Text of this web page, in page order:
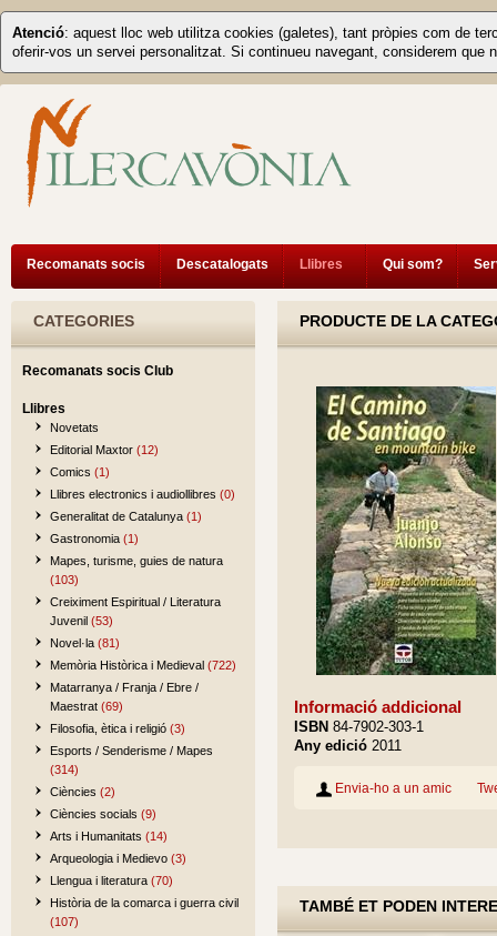
Atenció: aquest lloc web utilitza cookies (galetes), tant pròpies com de
oferir-vos un servei personalitzat. Si continueu navegant, considerem que
Recomanats socis Descatalogats Llibres Qui som?
CATEGORIES
Recomanats socis Club
Llibres
Novetats
Editorial Maxtor (12)
Comics (1)
Llibres electronics i audiollibres (0)
Generalitat de Catalunya (1)
Gastronomia (1)
Mapes, turisme, guies de natura
(103)
Creiximent Espiritual / Literatura
Juvenil (53)
Novel·la (81)
Memòria Històrica i Medieval (722)
Matarranya / Franja / Ebre /
Maestrat (69)
Filosofia, ètica i religió (3)
Esports / Senderisme / Mapes
(314)
Ciències (2)
Ciències socials (9)
Arts i Humanitats (14)
Arqueologia i Medievo (3)
Llengua i literatura (70)
Història de la comarca i guerra civil
(107)
PRODUCTE DE LA
Informació addicional
ISBN 84-7902-303-1
Any edició 2011
Envia-ho a un amic
TAMBÉ ET PODEN